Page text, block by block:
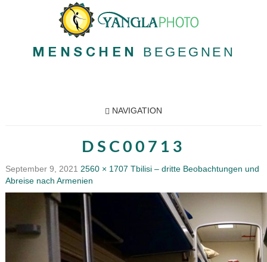
MENSCHEN BEGEGNEN
NAVIGATION
DSC00713
September 9, 2021 2560 × 1707 Tbilisi – dritte Beobachtungen und
Abreise nach Armenien